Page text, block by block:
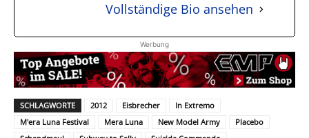
Vollständige Bio ansehen
Werbung
SCHLAGWORTE 2012 Eisbrecher
In Extremo
M'era Luna Festival
Mera Luna New Model Army
Placebo